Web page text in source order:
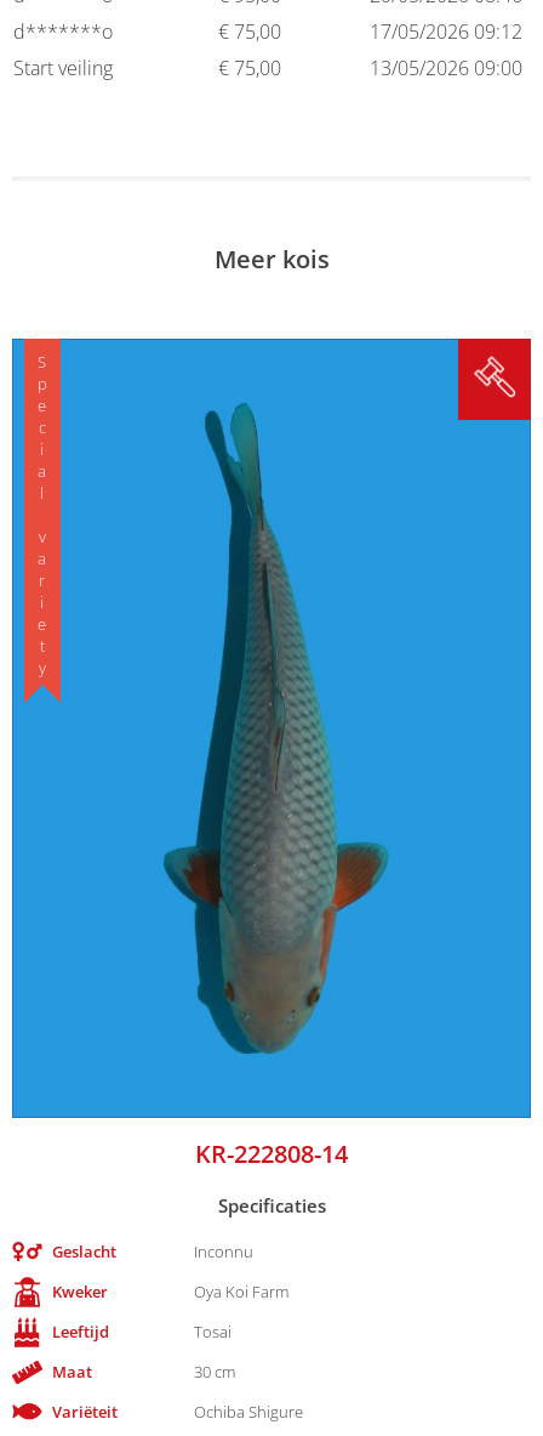
d*******o
€ 75,00
17/05/2026 09:12
Start veiling
€ 75,00 13/05/2026 09:00
Meer kois
Special variety
KR-222808-14
Specificaties
Geslacht
Inconnu
Kweker
Oya Koi Farm
Leeftijd
Tosai
Maat
30 cm
Variëteit
Ochiba Shigure